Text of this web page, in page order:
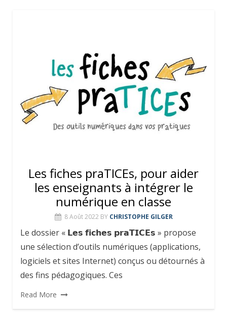
Les fiches praTICEs, pour aider
les enseignants à intégrer le
numérique en classe
8 Août 2022 BY CHRISTOPHE GILGER
Le dossier « 𝗟𝗲𝘀 𝗳𝗶𝗰𝗵𝗲𝘀 𝗽𝗿𝗮𝗧𝗜𝗖𝗘𝘀 » propose
une sélection d’outils numériques (applications,
logiciels et sites Internet) conçus ou détournés à
des fins pédagogiques. Ces
Read More